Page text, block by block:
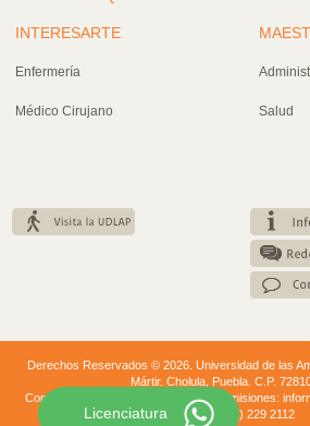
INTERESARTE
Enfermería
Médico Cirujano Salud
Derechos Reservados © 2026. Universidad de las
Mártir. Cholula, Puebla. C.P.
Conmutador: +52 (222) 229 20 00. | Admisiones:
+52 (222) 229 2112
Licenciatura